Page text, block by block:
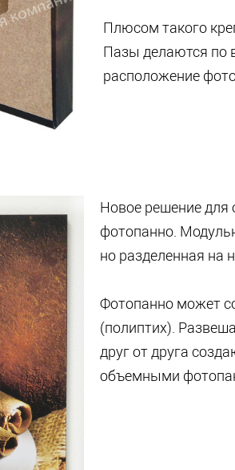
Плюсом такого
Пазы делаются по
расположение
Новое решение для
фотопанно.
но разделенная на
Фотопанно может
(полиптих).
друг от друга
объемными